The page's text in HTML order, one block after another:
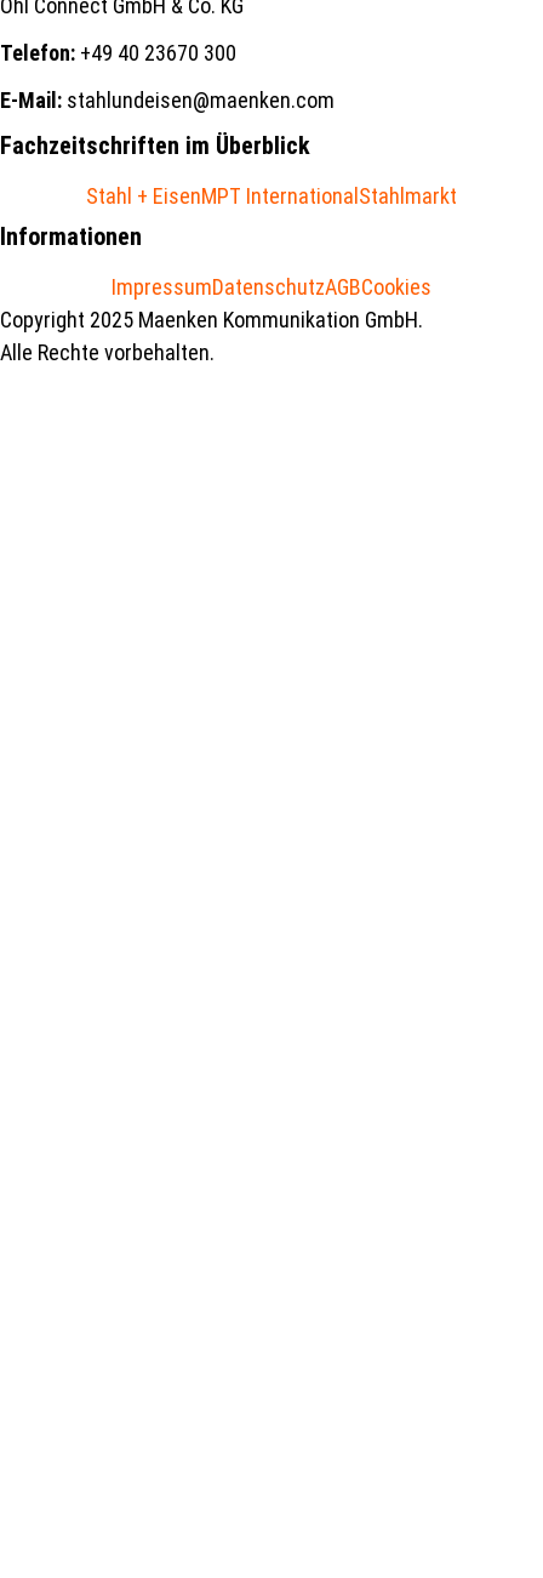
Ohl Connect GmbH & Co. KG
Telefon: +49 40 23670 300
E-Mail: stahlundeisen@maenken.com
Fachzeitschriften im Überblick
Stahl + EisenMPT InternationalStahlmarkt
Informationen
ImpressumDatenschutzAGBCookies
Copyright 2025 Maenken Kommunikation GmbH.
Alle Rechte vorbehalten.